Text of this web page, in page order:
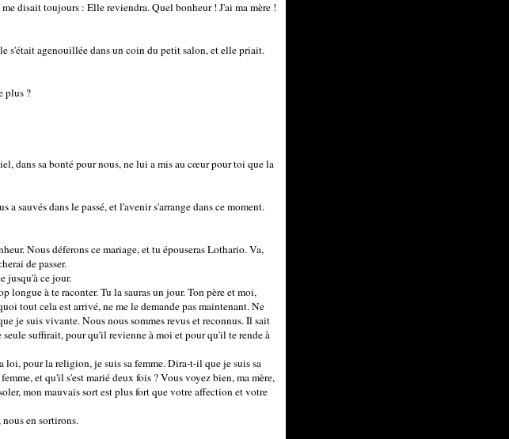
disait toujours : Elle reviendra. Quel bonheur ! J'ai ma mère !
s'était agenouillée dans un coin du petit salon, et elle priait.
plus ?
dans sa bonté pour nous, ne lui a mis au cœur pour toi que la
sauvés dans le passé, et l'avenir s'arrange dans ce moment.
Nous déferons ce mariage, et tu épouseras Lothario. Va,
de passer.
jusqu'à ce jour.
longue à te raconter. Tu la sauras un jour. Ton père et moi,
tout cela est arrivé, ne me le demande pas maintenant. Ne
je suis vivante. Nous nous sommes revus et reconnus. Il sait
suffirait, pour qu'il revienne à moi et pour qu'il te rende à
pour la religion, je suis sa femme. Dira-t-il que je suis sa
et qu'il s'est marié deux fois ? Vous voyez bien, ma mère,
mon mauvais sort est plus fort que votre affection et votre
en sortirons.